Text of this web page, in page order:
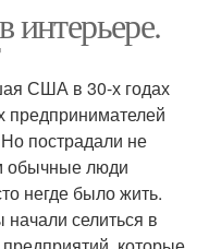
США в 30-х годах
предпринимателей
пострадали не
обычные люди
негде было жить.
селиться в